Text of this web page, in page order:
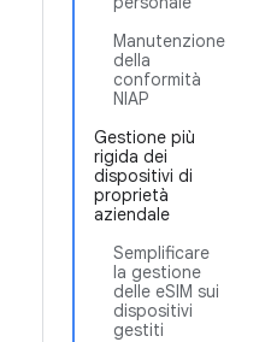
Manutenzione
della
conformità
NIAP
Gestione più
rigida dei
dispositivi di
proprietà
aziendale
Semplificare
la gestione
delle eSIM sui
dispositivi
gestiti